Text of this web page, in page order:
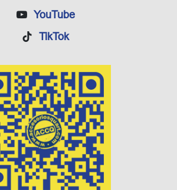
YouTube
TikTok